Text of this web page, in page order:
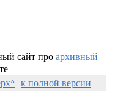
сайт проархивный
к полной версии